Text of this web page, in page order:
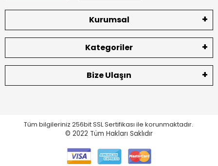
Kurumsal
Kategoriler
Bize Ulaşın
Tüm bilgileriniz 256bit SSL Sertifikası ile korunmaktadır.
© 2022 Tüm Hakları Saklıdır